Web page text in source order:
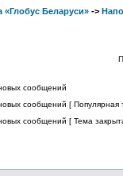
Беларуси» ->
сообщений
сообщений [ Популярная
сообщений [ Тема